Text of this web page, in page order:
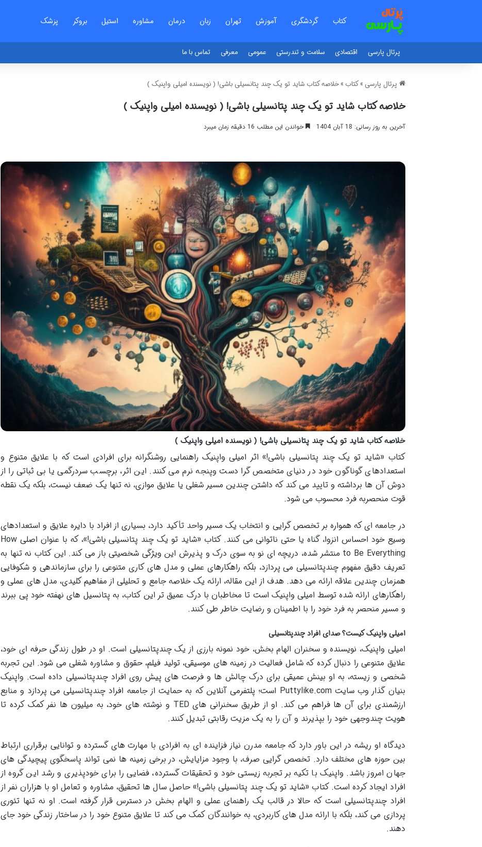
کتاب گردشگری آموزش تهران زبان درمان مشاوره استیل بروکر پزشک
پرتال پارسی اقتصادی سلامت و تندرستی عمومی معرفی تماس با ما
پرتال پارسی » کتاب » خلاصه کتاب شاید تو یک چند پتانسیلی باشی! ( نویسنده امیلی واپنیک )
خلاصه کتاب شاید تو یک چند پتانسیلی باشی! ( نویسنده امیلی واپنیک )
آخرین به روز رسانی: 18 آبان 1404 خواندن این مطلب 16 دقیقه زمان میبرد
خلاصه کتاب شاید تو یک چند پتانسیلی باشی! ( نویسنده امیلی واپنیک )
کتاب «شاید تو یک چند پتانسیلی باشی!» اثر امیلی واپنیک راهنمایی روشنگرانه برای افرادی است که با علایق متنوع و
استعدادهای گوناگون خود در دنیای متخصص گرا دست وپنجه نرم می کنند. این اثر، برچسب سردرگمی یا بی ثباتی را از
دوش آن ها برداشته و تایید می کند که داشتن چندین مسیر شغلی یا علایق موازی، نه تنها یک ضعف نیست، بلکه یک نقطه
قوت منحصربه فرد محسوب می شود.
در جامعه ای که همواره بر تخصص گرایی و انتخاب یک مسیر واحد تأکید دارد، بسیاری از افراد با دایره علایق و استعدادهای
وسیع خود احساس انزوا، گناه یا حتی ناتوانی می کنند. کتاب «شاید تو یک چند پتانسیلی باشی!»، که با عنوان اصلی How
to Be Everything منتشر شده، دریچه ای نو به سوی درک و پذیرش این ویژگی شخصیتی باز می کند. این کتاب نه تنها به
تعریف دقیق مفهوم چندپتانسیلی می پردازد، بلکه راهکارهای عملی و مدل های کاری متنوعی را برای سازماندهی و شکوفایی
همزمان چندین علاقه ارائه می دهد. هدف از این مقاله، ارائه یک خلاصه جامع و تحلیلی از مفاهیم کلیدی، مدل های عملی و
راهکارهای ارائه شده توسط امیلی واپنیک است تا مخاطبان با درک عمیق تر این کتاب، به پتانسیل های نهفته خود پی ببرند
و مسیر منحصر به فرد خود را با اطمینان و رضایت خاطر طی کنند.
امیلی واپنیک کیست؟ صدای افراد چندپتانسیلی
امیلی واپنیک، نویسنده و سخنران الهام بخش، خود نمونه بارزی از یک چندپتانسیلی است. او در طول زندگی حرفه ای خود،
علایق متنوعی را دنبال کرده که شامل فعالیت در زمینه های موسیقی، تولید فیلم، حقوق و مشاوره شغلی می شود. این تجربه
شخصی و زیسته، به او بینش عمیقی برای درک چالش ها و فرصت های پیش روی افراد چندپتانسیلی داده است. واپنیک
بنیان گذار وب سایت Puttylike.com است؛ پلتفرمی آنلاین که به حمایت از جامعه افراد چندپتانسیلی می پردازد و منابع
ارزشمندی برای آن ها فراهم می کند. او از طریق سخنرانی های TED و نوشته های خود، به میلیون ها نفر کمک کرده تا
هویت چندوجهی خود را بپذیرند و آن را به یک مزیت رقابتی تبدیل کنند.
دیدگاه او ریشه در این باور دارد که جامعه مدرن نیاز فزاینده ای به افرادی با مهارت های گسترده و توانایی برقراری ارتباط
بین حوزه های مختلف دارد. تخصص گرایی صرف، با وجود مزایایش، در برخی زمینه ها نمی تواند پاسخگوی پیچیدگی های
جهان امروز باشد. واپنیک با تکیه بر تجربه زیستی خود و تحقیقات گسترده، فضایی را برای خودپذیری و رشد این گروه از
افراد ایجاد کرده است. کتاب «شاید تو یک چند پتانسیلی باشی!» حاصل سال ها تحقیق، مشاوره و تعامل او با هزاران نفر از
افراد چندپتانسیلی است که حالا در قالب یک راهنمای عملی و الهام بخش در دسترس قرار گرفته است. او نه تنها تئوری
پردازی می کند، بلکه با ارائه مدل های کاربردی، به خوانندگان کمک می کند تا علایق متنوع خود را در ساختار زندگی خود جای
دهند.